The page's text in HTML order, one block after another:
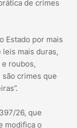
de crimes
Estado por mais
leis mais duras,
roubos,
crimes que
26, que
modifica o